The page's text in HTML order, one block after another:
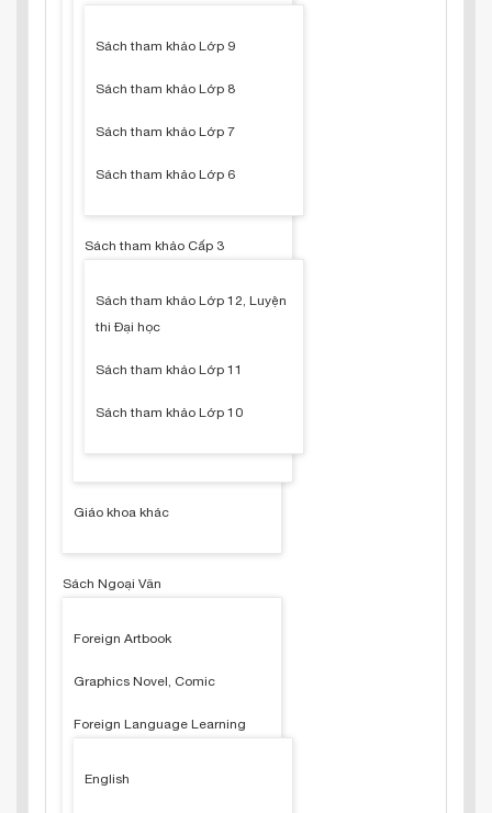
Sách tham khảo Lớp 9
Sách tham khảo Lớp 8
Sách tham khảo Lớp 7
Sách tham khảo Lớp 6
Sách tham khảo Cấp 3
Sách tham khảo Lớp 12, Luyện
thi Đại học
Sách tham khảo Lớp 11
Sách tham khảo Lớp 10
Giáo khoa khác
Sách Ngoại Văn
Foreign Artbook
Graphics Novel, Comic
Foreign Language Learning
English